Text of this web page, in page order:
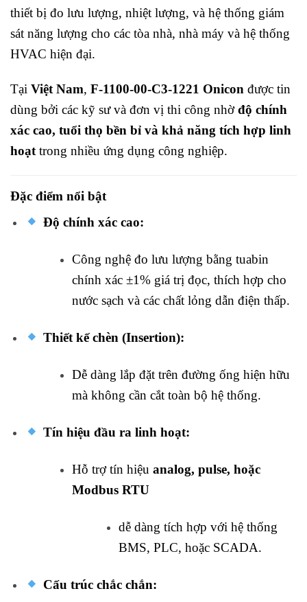
thiết bị đo lưu lượng, nhiệt lượng, và hệ thống giám
sát năng lượng cho các tòa nhà, nhà máy và hệ thống
HVAC hiện đại.
Tại Việt Nam, F-1100-00-C3-1221 Onicon được tin
dùng bởi các kỹ sư và đơn vị thi công nhờđộ chính
xác cao, tuổi thọ bền bỉ và khả năng tích hợp linh
hoạt trong nhiều ứng dụng công nghiệp.
Đặc điểm nổi bật
Độ chính xác cao:
Công nghệ đo lưu lượng bằng tuabin
chính xác ±1% giá trị đọc, thích hợp cho
nước sạch và các chất lỏng dẫn điện thấp.
Thiết kế chèn (Insertion):
Dễ dàng lắp đặt trên đường ống hiện hữu
mà không cần cắt toàn bộ hệ thống.
Tín hiệu đầu ra linh hoạt:
Hỗ trợ tín hiệu analog, pulse, hoặc
Modbus RTU
dễ dàng tích hợp với hệ thống
BMS, PLC, hoặc SCADA.
Cấu trúc chắc chắn: